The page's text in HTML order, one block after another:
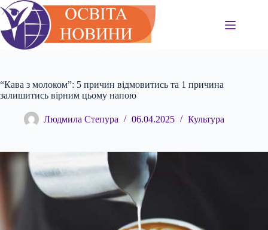
Перейти
до
вмісту
“Кава з молоком”: 5 причин відмовитись та 1 причина
залишитись вірним цьому напою
Людмила Степура 06.04.2025 Культура